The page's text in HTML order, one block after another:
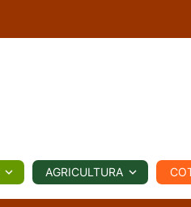
NOTÍCIAS AGROTEMPO
AGRICULTURA